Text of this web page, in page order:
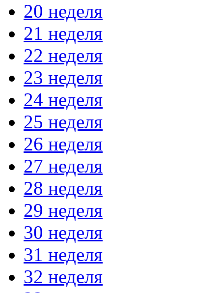
20 неделя
21 неделя
22 неделя
23 неделя
24 неделя
25 неделя
26 неделя
27 неделя
28 неделя
29 неделя
30 неделя
31 неделя
32 неделя